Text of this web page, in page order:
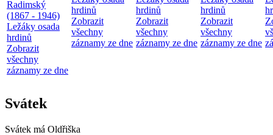
Radimský
(1867 - 1946)
Ležáky osada
hrdinů
Zobrazit
všechny
záznamy ze dne
hrdinů
Zobrazit
všechny
záznamy ze dne
hrdinů
Zobrazit
všechny
záznamy ze dne
hrdinů
Zobrazit
všechny
záznamy ze dne
Svátek
Svátek má Oldřiška